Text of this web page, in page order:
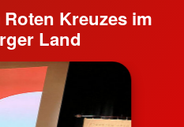
Kreuzes im
Land